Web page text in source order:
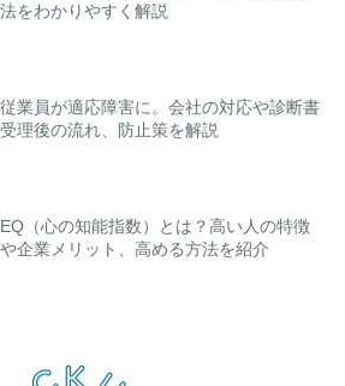
法をわかりやすく解説
従業員が適応障害に。会社の対応や診断書
受理後の流れ、防止策を解説
EQ（心の知能指数）とは？高い人の特徴
や企業メリット、高める方法を紹介